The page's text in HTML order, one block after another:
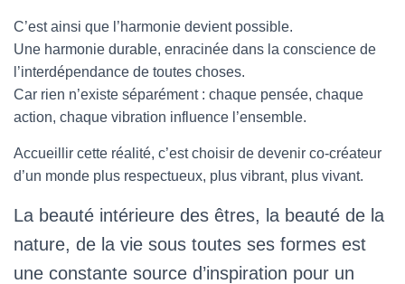
C’est ainsi que l’harmonie devient possible.
Une harmonie durable, enracinée dans la conscience de
l’interdépendance de toutes choses.
Car rien n’existe séparément : chaque pensée, chaque
action, chaque vibration influence l’ensemble.
Accueillir cette réalité, c’est choisir de devenir co-créateur
d’un monde plus respectueux, plus vibrant, plus vivant.
La beauté intérieure des êtres, la beauté de la
nature, de la vie sous toutes ses formes est
une constante source d’inspiration pour un